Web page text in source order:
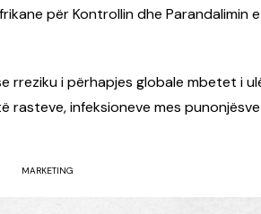
për Kontrollin dhe Parandalimin
rreziku i përhapjes globale mbetet i
infeksioneve mes
MARKETING